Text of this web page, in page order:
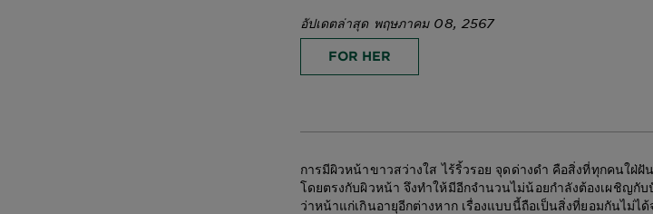
อัปเดตล่าสุด พฤษภาคม 08, 2567
FOR HER
การมีผิวหน้าขาวสว่างใส ไร้ริ้วรอย จุดด่างดำ คือสิ่งที่ทุกคนใฝ่
โดยตรงกับผิวหน้า จึงทำให้มีอีกจำนวนไม่น้อยกำลังต้องเผชิญ
ว่าหน้าแก่เกินอายุอีกต่างหาก เรื่องแบบนี้ถือเป็นสิ่งที่ยอมกันไม่ไ